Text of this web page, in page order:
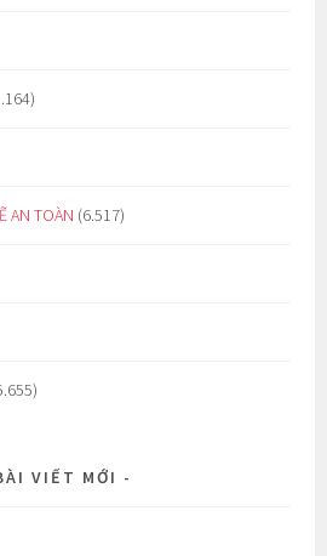
AN TOÀN (6.517)
VIẾT MỚI